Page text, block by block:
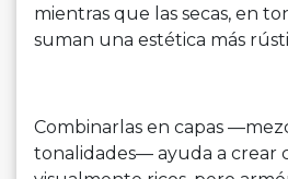
mientras que las secas, en
suman una estética más
Combinarlas en capas
tonalidades— ayuda a crear